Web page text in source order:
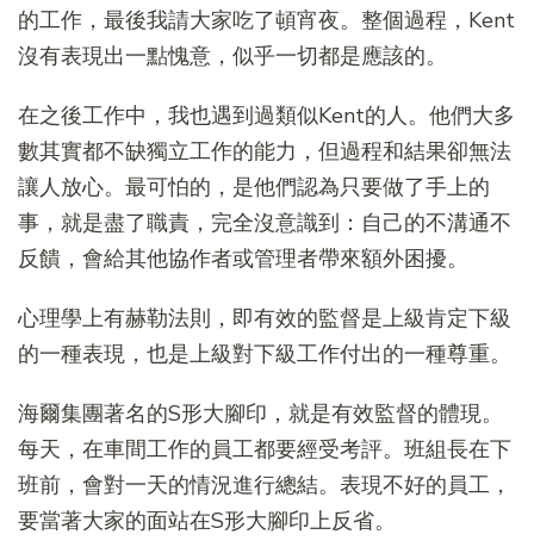
的工作，最後我請大家吃了頓宵夜。整個過程，Kent
沒有表現出一點愧意，似乎一切都是應該的。
在之後工作中，我也遇到過類似Kent的人。他們大多
數其實都不缺獨立工作的能力，但過程和結果卻無法
讓人放心。最可怕的，是他們認為只要做了手上的
事，就是盡了職責，完全沒意識到：自己的不溝通不
反饋，會給其他協作者或管理者帶來額外困擾。
心理學上有赫勒法則，即有效的監督是上級肯定下級
的一種表現，也是上級對下級工作付出的一種尊重。
海爾集團著名的S形大腳印，就是有效監督的體現。
每天，在車間工作的員工都要經受考評。班組長在下
班前，會對一天的情況進行總結。表現不好的員工，
要當著大家的面站在S形大腳印上反省。